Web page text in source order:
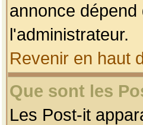
annonce
l'administrateur.
Revenir en haut
Que sont les
Les Post-it